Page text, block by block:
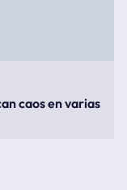
caos en varias